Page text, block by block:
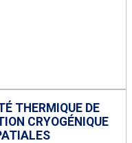
THERMIQUE DE
CRYOGÉNIQUE